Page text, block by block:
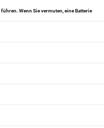
Wenn Sie vermuten, eine Batterie